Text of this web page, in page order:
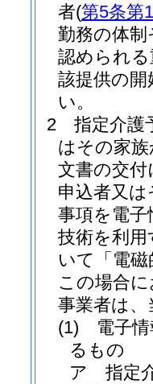
者(第5条第
勤務の体
認められ
該提供の
い。
2
指定介護
はその家
文書の交
申込者又
事項を電
技術を利
いて「電
この場合
事業者は
(1)
電子
るもの
ア
指定